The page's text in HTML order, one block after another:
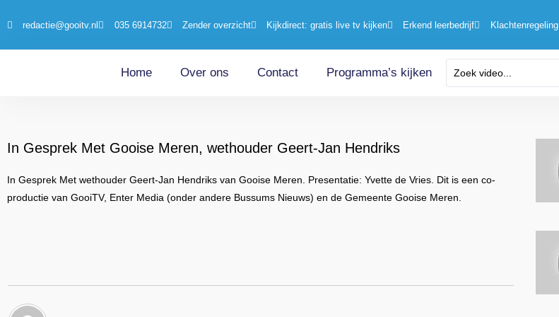
redactie@gooitv.nl 035 6914732 Zender overzicht Kijkdirect: gratis live tv kijken Erkend leerbedrijf Klachtenregeling
Home Over ons Contact Programma’s kijken
In Gesprek Met Gooise Meren, wethouder Geert-Jan Hendriks
In Gesprek Met wethouder Geert-Jan Hendriks van Gooise Meren. Presentatie: Yvette de Vries. Dit is een co-
productie van GooiTV, Enter Media (onder andere Bussums Nieuws) en de Gemeente Gooise Meren.